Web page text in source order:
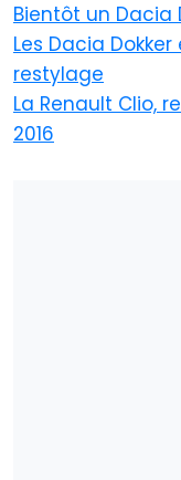
Bientôt un Dacia
Les Dacia
restylage
La Renault Clio,
2016